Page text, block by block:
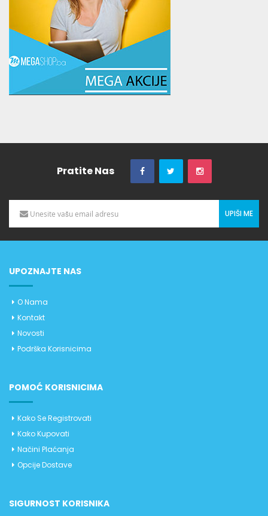
Pratite Nas
UPIŠI ME
UPOZNAJTE NAS
O Nama
Kontakt
Novosti
Podrška Korisnicima
POMOĆ KORISNICIMA
Kako Se Registrovati
Kako Kupovati
Načini Plaćanja
Opcije Dostave
SIGURNOST KORISNIKA